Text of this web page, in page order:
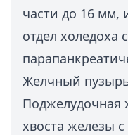
части до 16 мм,
отдел холедоха
Желчный пузырь
Поджелудочная
хвоста железы